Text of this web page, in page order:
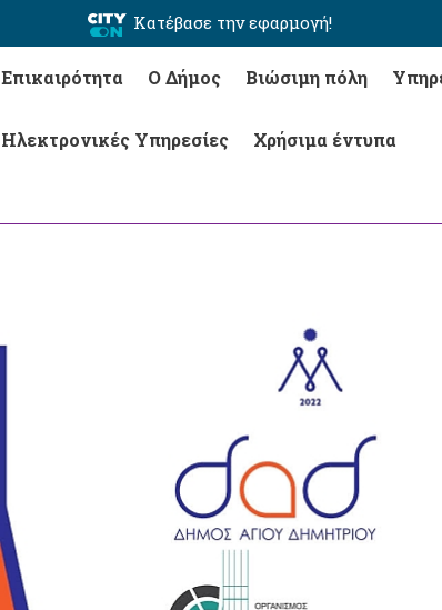
Κατέβασε την εφαρμογή!
Επικαιρότητα Ο Δήμος Βιώσιμη πόλη
Ηλεκτρονικές Υπηρεσίες Χρήσιμα έντυπα